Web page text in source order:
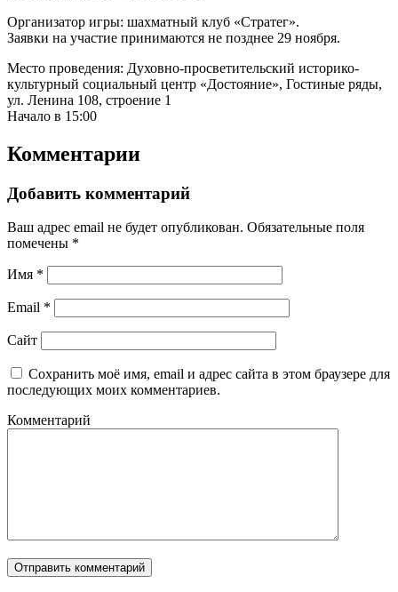
Организатор игры: шахматный клуб «Стратег».
Заявки на участие принимаются не позднее 29 ноября.
Место проведения: Духовно-просветительский историко-
культурный социальный центр «Достояние», Гостиные ряды,
ул. Ленина 108, строение 1
Начало в 15:00
Комментарии
Добавить комментарий
Ваш адрес email не будет опубликован. Обязательные поля
помечены *
Имя *
Email *
Сайт
Сохранить моё имя, email и адрес сайта в этом браузере для
последующих моих комментариев.
Комментарий